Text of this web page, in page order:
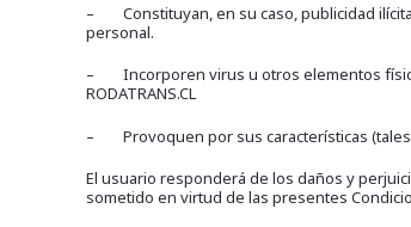
– Constituyan, en su caso, publicidad
personal.
– Incorporen virus u otros elementos
RODATRANS.CL
– Provoquen por sus características (tales
El usuario responderá de los daños y
sometido en virtud de las presentes